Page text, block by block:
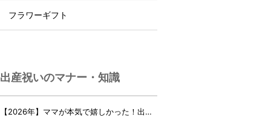
フラワーギフト
出産祝いのマナー・知識
【2026年】ママが本気で嬉しかった！出産